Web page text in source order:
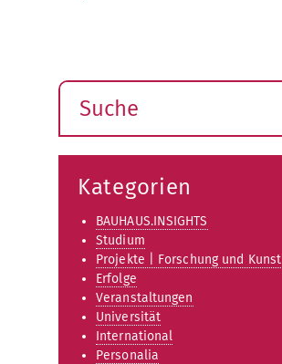
Suche
Kategorien
BAUHAUS.INSIGHTS
Studium
Projekte | Forschung und Kunst
Erfolge
Veranstaltungen
Universität
International
Personalia